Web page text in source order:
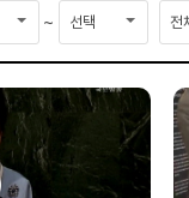
~
료
연
도
검
색
구